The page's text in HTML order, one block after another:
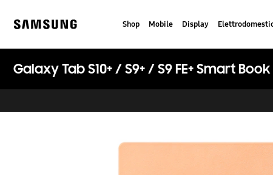
content
Shop Mobile Display
Galaxy Tab S10+ / S9+ / S9 FE+ Smart